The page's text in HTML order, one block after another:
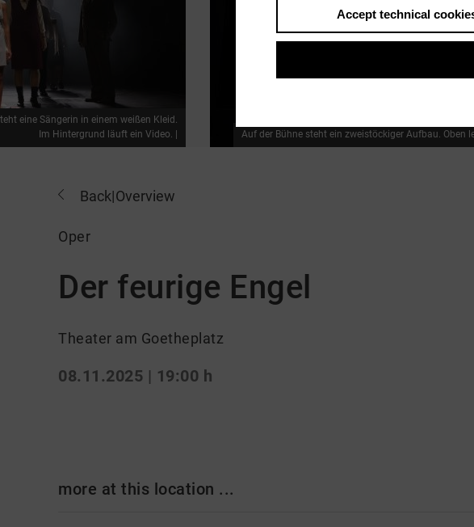
eine Sängerin in einem weißen Kleid.
Im Hintergrund läuft ein Video. |
Auf der Bühne steht ein zweistöckiger Aufbau. Oben
Back|Overview
Oper
Der feurige Engel
Theater am Goetheplatz
08.11.2025 | 19:00 h
more at this location ...
Accept technical